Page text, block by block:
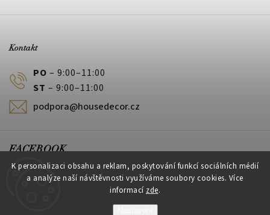
K personalizaci obsahu a reklam, poskytování funkcí sociálních médií
a analýze naší návštěvnosti využíváme soubory cookies. Více
informací zde.
Kontakt
PO – 9:00–11:00
ST – 9:00–11:00
podpora@housedecor.cz
FACEBOOK